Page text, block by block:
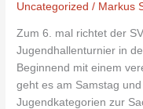
Uncategorized / Markus
Zum 6. mal richtet der
Jugendhallenturnier in
Beginnend mit einem
geht es am Samstag
Jugendkategorien zur
Opfingen
8.
und
9.
Dezember
2018